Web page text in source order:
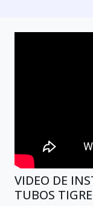
VIDEO DE
TUBOS